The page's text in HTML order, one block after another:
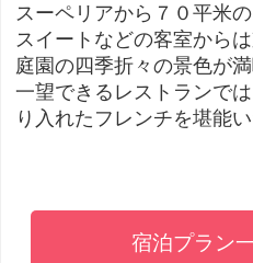
スーペリアから７０平米
スイートなどの客室から
庭園の四季折々の景色が
一望できるレストランで
り入れたフレンチを堪能い
宿泊プラン